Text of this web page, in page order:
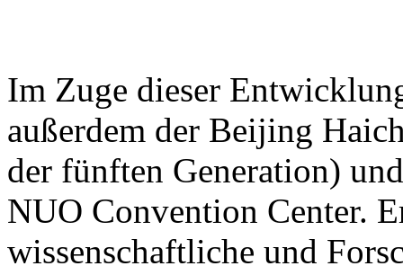
Im Zuge dieser
außerdem der Beijing
der fünften Generation)
NUO Convention Center.
wissenschaftliche und